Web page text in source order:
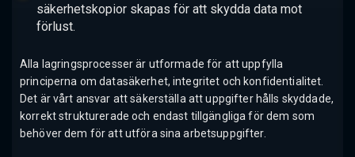
säkerhetskopior skapas för att skydda data mot
förlust.
Alla lagringsprocesser är utformade för att uppfylla
principerna om datasäkerhet, integritet och konfidentialitet.
Det är vårt ansvar att säkerställa att uppgifter hålls skyddade,
korrekt strukturerade och endast tillgängliga för dem som
behöver dem för att utföra sina arbetsuppgifter.